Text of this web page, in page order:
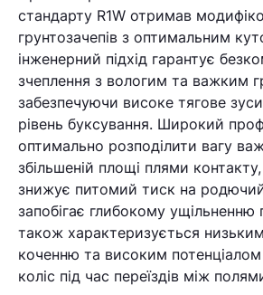
стандарту R1W отримав
грунтозачепів з оптимальним
інженерний підхід гарантує
зчеплення з вологим та важким
забезпечуючи високе тягове
рівень буксування. Широкий
оптимально розподілити вагу
збільшеній площі плями
знижує питомий тиск на
запобігає глибокому ущільненню
також характеризується
коченню та високим
коліс під час переїздів між